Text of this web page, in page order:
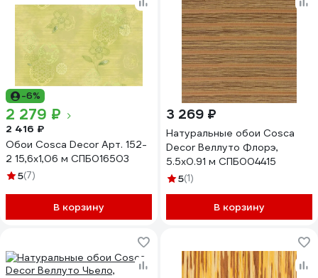
-6%
2 279 ₽
2 416 ₽
Обои Cosca Decor Арт. 152-
2 15,6x1,06 м СПБ016503
5(7)
В корзину
3 269 ₽
Натуральные обои Cosca
Decor Веллуто Флорэ,
5.5x0.91 м СПБ004415
5(1)
В корзину